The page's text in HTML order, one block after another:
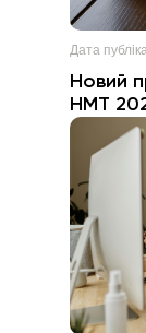
Дата
Новий
НМТ